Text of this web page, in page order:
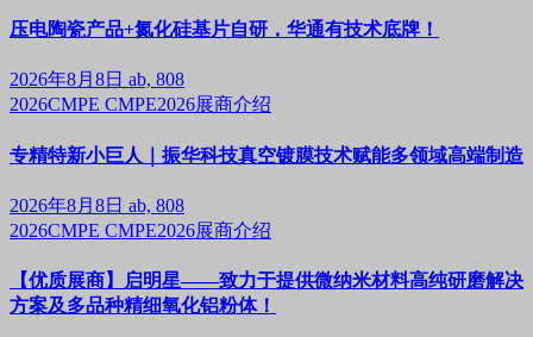
压电陶瓷产品+氮化硅基片自研，华通有技术底牌！
2026年8月8日 ab, 808
2026CMPE CMPE2026展商介绍
专精特新小巨人｜振华科技真空镀膜技术赋能多领域高端制造
2026年8月8日 ab, 808
2026CMPE CMPE2026展商介绍
【优质展商】启明星——致力于提供微纳米材料高纯研磨解决
方案及多品种精细氧化铝粉体！